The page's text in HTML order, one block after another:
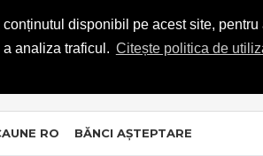
disponibil pe acest site,
a analiza traficul. Citește politica de
RO BĂNCI AȘTEPTARE